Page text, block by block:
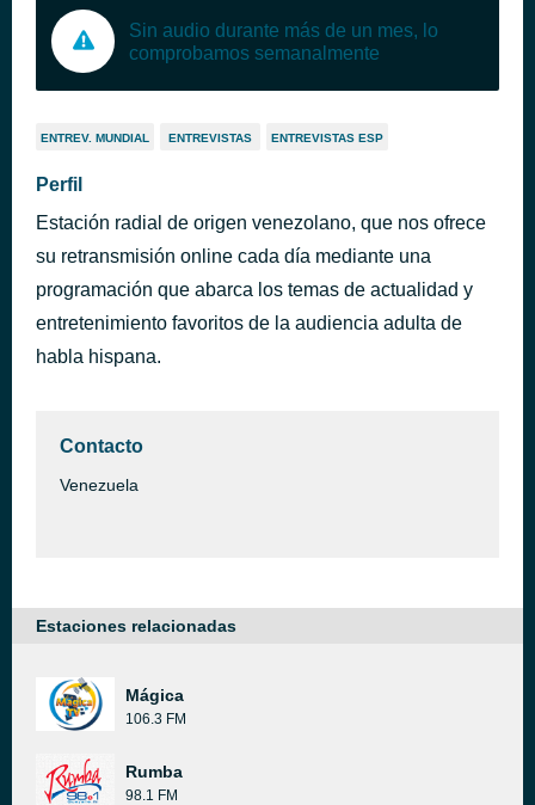
Sin audio durante más de un mes, lo
comprobamos semanalmente
ENTREV. MUNDIAL ENTREVISTAS ENTREVISTAS ESP
Perfil
Estación radial de origen venezolano, que nos ofrece
su retransmisión online cada día mediante una
programación que abarca los temas de actualidad y
entretenimiento favoritos de la audiencia adulta de
habla hispana.
Contacto
Venezuela
Estaciones relacionadas
Mágica
106.3 FM
Rumba
98.1 FM